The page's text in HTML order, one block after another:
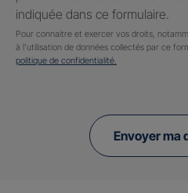
indiquée dans ce formulaire.
Pour connaitre et exercer vos droits,
à l'utilisation de données collectés par ce
politique de confidentialité.
Envoyer ma